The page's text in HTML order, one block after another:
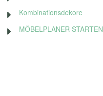
Kombinationsdekore
MÖBELPLANER STARTEN